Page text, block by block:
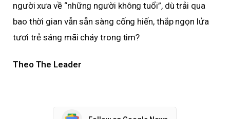
người xưa về “những người không tuổi”, dù trải qua
bao thời gian vẫn sẵn sàng cống hiến, thắp ngọn lửa
tươi trẻ sáng mãi cháy trong tim?
Theo The Leader